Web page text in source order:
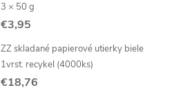
3 × 50 g
€3,95
ZZ skladané papierové utierky biele
1vrst. recykel (4000ks)
€18,76